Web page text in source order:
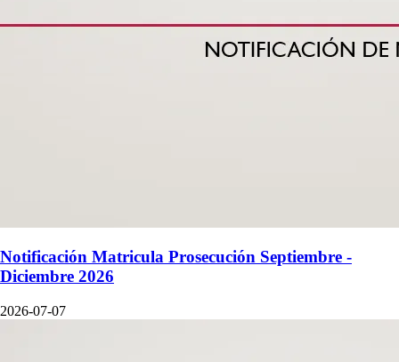
Notificación Matricula Prosecución Septiembre -
Diciembre 2026
2026-07-07